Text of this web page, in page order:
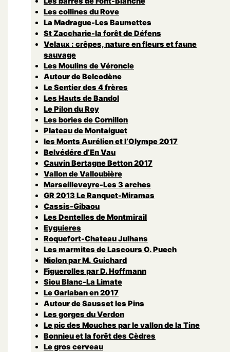
Les collines du Rove
La Madrague-Les Baumettes
St Zaccharie-la forêt de Défens
Velaux : crêpes, nature en fleurs et faune
sauvage
Les Moulins de Véroncle
Autour de Belcodène
Le Sentier des 4 frères
Les Hauts de Bandol
Le Pilon du Roy
Les bories de Cornillon
Plateau de Montaiguet
les Monts Aurélien et l’Olympe 2017
Belvédére d’En Vau
Cauvin Bertagne Betton 2017
Vallon de Valloubière
Marseilleveyre-Les 3 arches
GR 2013 Le Ranquet-Miramas
Cassis-Gibaou
Les Dentelles de Montmirail
Eyguieres
Roquefort-Chateau Julhans
Les marmites de Lascours O. Puech
Niolon par M. Guichard
Figuerolles par D. Hoffmann
Siou Blanc-La Limate
Le Garlaban en 2017
Autour de Sausset les Pins
Les gorges du Verdon
Le pic des Mouches par le vallon de la Tine
Bonnieu et la forêt des Cèdres
Le gros cerveau